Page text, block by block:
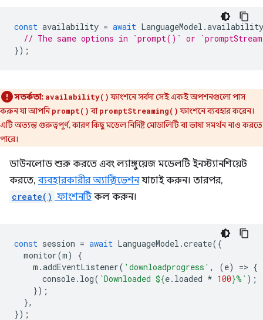
const availability = await LanguageModel .availability
// The same options in `prompt()` or
});
সতর্কতা: availability() ফাংশনে সর্বদা সেই একই অপশনগুলো পাস
করুন যা আপনিprompt() বাpromptStreaming() ফাংশনে ব্যবহার করেন।
এটি অত্যন্ত গুরুত্বপূর্ণ, কারণ কিছু মডেল নির্দিষ্ট মোডালিটি বা ভাষা সমর্থন নাও করতে
পারে।
ডাউনলোড শুরু করতে এবং ল্যাঙ্গুয়েজ মডেলটি ইনস্ট্যানশিয়েট
করতে,ব্যবহারকারীর অ্যাক্টিভেশনযাচাই করুন। তারপর,
create() ফাংশনটিকল করুন।
const session = await LanguageModel .create({
monitor(m)
{
m .addEventListener( 'downloadprogress' , (e) => {
console. log( `Downloaded ${e. loaded * 100}%` );
});
},
});